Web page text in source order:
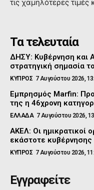
τις χαμηλότερες
Τα τελευταία
ΔΗΣΥ: Κυβέρνηση και
στρατηγική σημασία
ΚΥΠΡΟΣ 7 Αυγούστου 2026,
Εμπρησμός Marfin:
της η 46χρονη
ΕΛΛΑΔΑ 7 Αυγούστου 2026,
ΑΚΕΛ: Οι ημικρατικοί
εκάστοτε κυβέρνησης
ΚΥΠΡΟΣ 7 Αυγούστου 2026,
Εγγραφείτε